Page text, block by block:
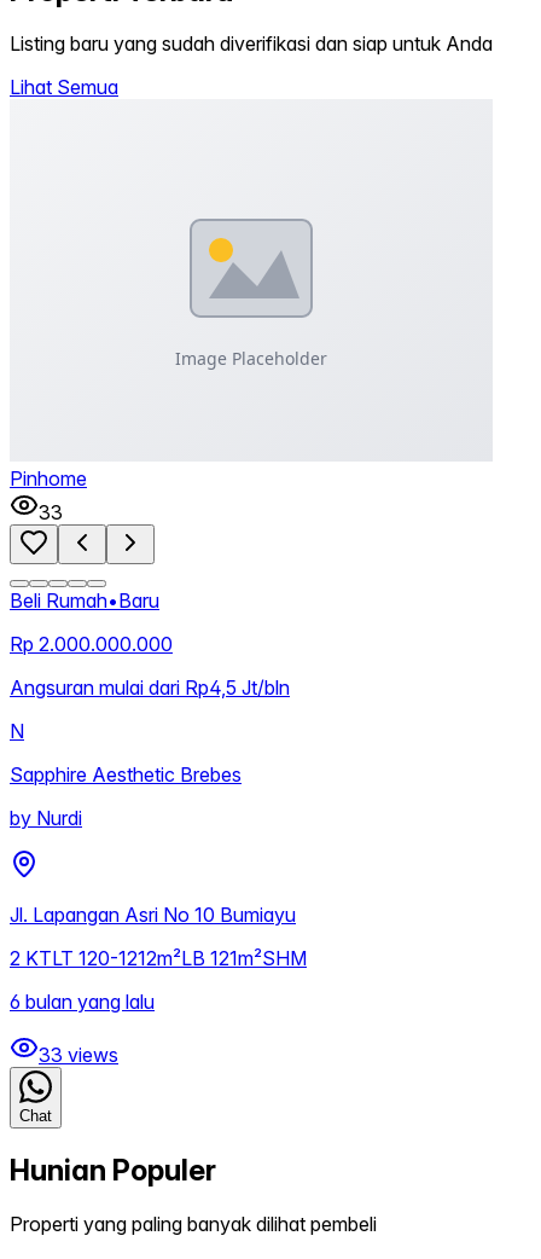
Listing baru yang sudah diverifikasi dan siap untuk Anda
Lihat Semua
Pinhome
33
Beli Rumah•Baru
Rp 2.000.000.000
Angsuran mulai dari Rp4,5 Jt/bln
N
Sapphire Aesthetic Brebes
by Nurdi
Jl. Lapangan Asri No 10 Bumiayu
2 KTLT 120-1212m²LB 121m²SHM
6 bulan yang lalu
33 views
Chat
Hunian Populer
Properti yang paling banyak dilihat pembeli